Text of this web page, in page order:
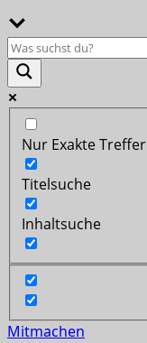
Nur Exakte Treffer
Titelsuche
Inhaltsuche
Mitmachen